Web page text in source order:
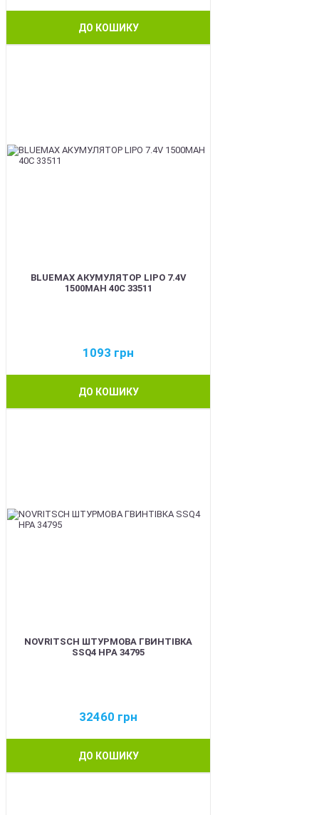
ДО КОШИКУ
BLUEMAX АКУМУЛЯТОР LIPO 7.4V
1500MAH 40C 33511
1093 грн
ДО КОШИКУ
NOVRITSCH ШТУРМОВА ГВИНТІВКА
SSQ4 HPA 34795
32460 грн
ДО КОШИКУ